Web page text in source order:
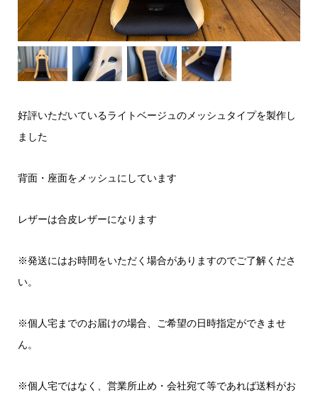
好評いただいているライトベージュのメッシュタイプを製作し
ました
背面・座面をメッシュにしています
レザーは合皮レザーになります
※発送にはお時間をいただく場合がありますのでご了解くださ
い。
※個人宅までのお届けの場合、ご希望の日時指定ができませ
ん。
※個人宅ではなく、営業所止め・会社宛て等であれば送料がお